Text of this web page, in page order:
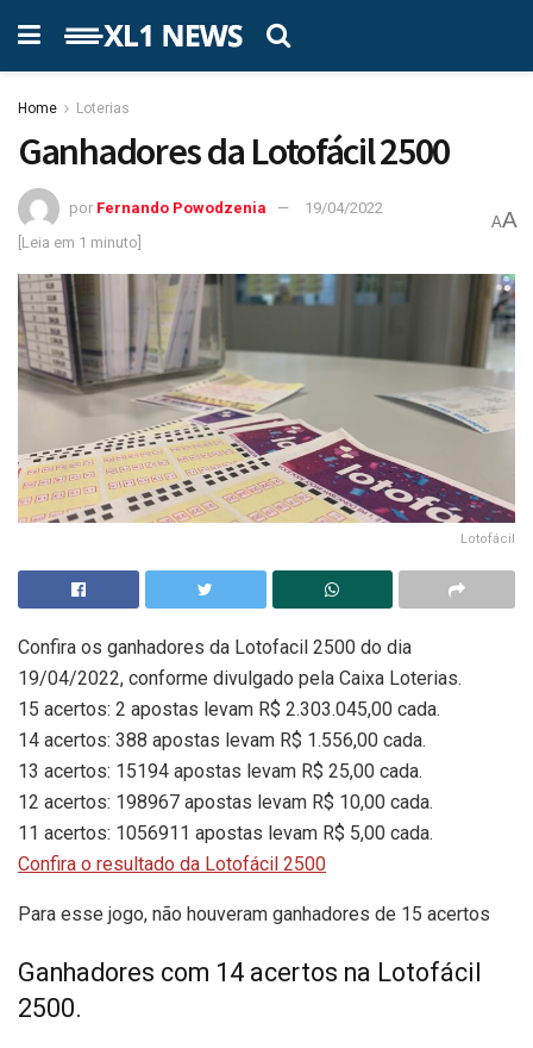
Home Loterias
Ganhadores da Lotofácil 2500
por Fernando Powodzenia
19/04/2022
[Leia em 1 minuto]
AA
Lotofácil
Confira os ganhadores da Lotofacil 2500 do dia
19/04/2022, conforme divulgado pela Caixa Loterias.
15 acertos: 2 apostas levam R$ 2.303.045,00 cada.
14 acertos: 388 apostas levam R$ 1.556,00 cada.
13 acertos: 15194 apostas levam R$ 25,00 cada.
12 acertos: 198967 apostas levam R$ 10,00 cada.
11 acertos: 1056911 apostas levam R$ 5,00 cada.
Confira o resultado da Lotofácil 2500
Para esse jogo, não houveram ganhadores de 15 acertos
Ganhadores com 14 acertos na Lotofácil
2500.